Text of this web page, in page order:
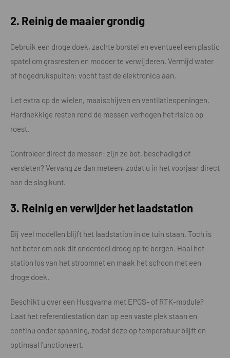
2. Reinig de maaier grondig
Gebruik een droge doek, zachte borstel en eventueel een plastic
spatel om grasresten en modder te verwijderen. Vermijd water
of hogedrukspuiten: vocht tast de elektronica aan.
Let extra op de wielen, maaischijven en ventilatieopeningen.
Hardnekkige resten rond de messen verhogen het risico op
roest.
Controleer direct de messen: zijn ze bot, beschadigd of
versleten? Vervang ze dan meteen, zodat u in het voorjaar direct
aan de slag kunt.
3. Reinig en verwijder het laadstation
Bij veel modellen blijft het laadstation in de tuin staan. Toch is
het beter om ook dit onderdeel droog op te bergen. Haal het
station los van het stroomnet en maak het schoon met een
droge doek.
Beschikt u over een Husqvarna met EPOS- of RTK-module?
Laat het referentiestation dan op een vaste plek staan en
continu onder spanning, zodat deze op temperatuur blijft en
optimaal functioneert.